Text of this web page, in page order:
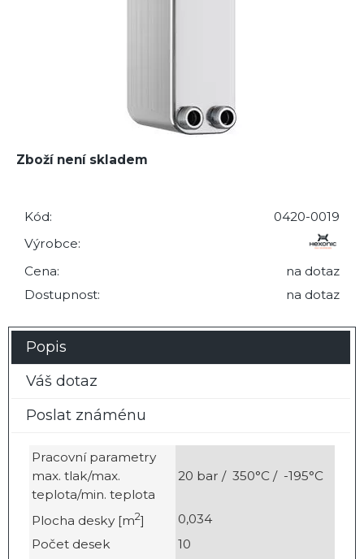
Zboží není skladem
Kód:
0420-0019
Výrobce:
Cena:
na dotaz
Dostupnost:
na dotaz
Popis
Váš dotaz
Poslat známénu
Pracovní parametry
max. tlak/max.
teplota/min. teplota
20 bar / 350°C / -195°C
Plocha desky [m2]
0,034
Počet desek
10